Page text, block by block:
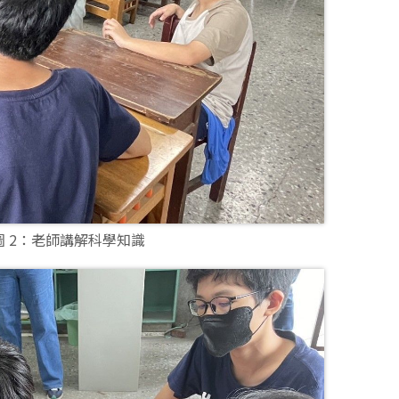
2：老師講解科學知識